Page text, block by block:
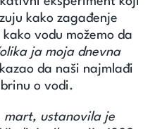
kako zagađenje
vodu možemo da
ja moja dnevna
da naši najmlađi
o vodi.
mart, ustanovila je